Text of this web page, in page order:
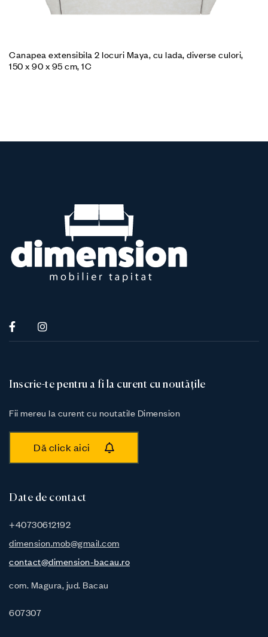
Canapea extensibila 2 locuri Maya, cu lada, diverse culori,
150 x 90 x 95 cm, 1C
Inscrie-te pentru a fi la curent cu noutățile
Fii mereu la curent cu noutatile Dimension
Dă click aici
Date de contact
+40730612192
dimension.mob@gmail.com
contact@dimension-bacau.ro
com. Magura, jud. Bacau
607307